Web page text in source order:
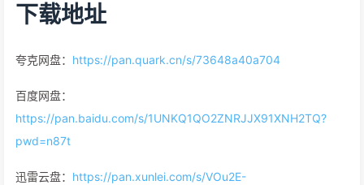
下载地址
夸克网盘： https://pan.quark.cn/s/73648a40a704
百度网盘：
https://pan.baidu.com/s/1UNKQ1QO2ZNRJJX91XNH2TQ?
pwd=n87t
迅雷云盘： https://pan.xunlei.com/s/VOu2E-